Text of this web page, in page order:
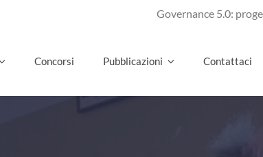
Governance 5.0: progettare la
Concorsi Pubblicazioni Contattaci